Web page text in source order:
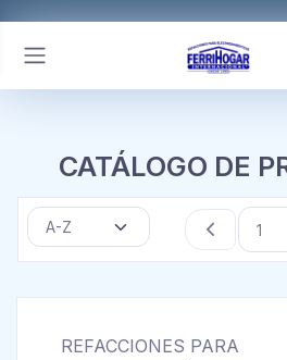
CATÁLOGO DE
REFACCIONES PARA